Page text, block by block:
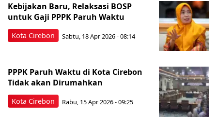
Kota Cirebon
Kebijakan Baru, Relaksasi BOSP
untuk Gaji PPPK Paruh Waktu
Sabtu, 18 Apr 2026 - 08:14
Kota Cirebon
PPPK Paruh Waktu di Kota Cirebon
Tidak akan Dirumahkan
Rabu, 15 Apr 2026 - 09:25